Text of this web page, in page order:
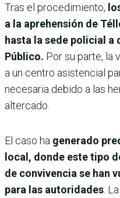
Tras el procedimiento,
a la aprehensión de
hasta la sede policial
Público. Por su parte, la
a un centro asistencial
necesaria debido a las
altercado.
El caso ha generado
local, donde este tipo
de convivencia se han
para las autoridades .